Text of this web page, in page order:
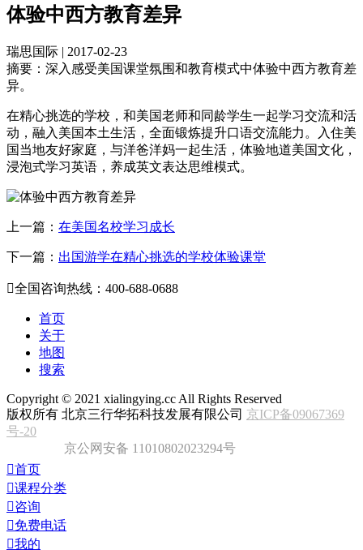
体验中西方教育差异
瑞思国际 | 2017-02-23
摘要： 深入感受美国课堂氛围和教育模式中体验中西方教育差
异。
在精心挑选的学校，和美国老师和同龄学生一起学习交流和活
动，融入美国本土生活，全面锻炼提升口语交流能力。入住美
国当地友好家庭，与洋爸洋妈一起生活，体验地道美国文化，
浸泡式学习英语，养成英文表达思维模式。
上一篇： 在美国名校学习成长
下一篇： 出国游学在精心挑选的学校体验课堂
全国咨询热线：400-688-0688
首页
关于
地图
搜索
Copyright © 2021 xialingying.cc All Rights Reserved
版权所有 北京三行华拓科技发展有限公司 京ICP备09067369
号-20
京公网安备 11010802023294号
首页
课程分类
咨询
免费电话
我的